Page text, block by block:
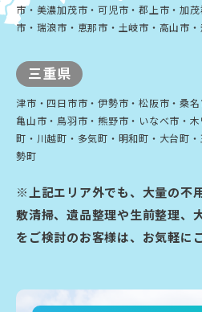
市・美濃加茂市・可児市・郡上市・加
市・瑞浪市・恵那市・土岐市・高山市
三重県
津市・四日市市・伊勢市・松阪市・桑
亀山市・鳥羽市・熊野市・いなべ市・
町・川越町・多気町・明和町・大台町
勢町
※上記エリア外でも、大量の不
敷清掃、遺品整理や生前整理、
をご検討のお客様は、お気軽に